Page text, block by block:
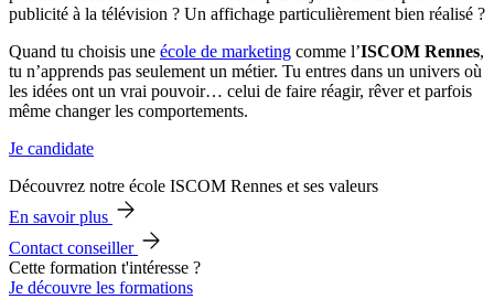
publicité à la télévision ? Un affichage particulièrement bien réalisé ?
Quand tu choisis une école de marketing comme l’ISCOM Rennes,
tu n’apprends pas seulement un métier. Tu entres dans un univers où
les idées ont un vrai pouvoir… celui de faire réagir, rêver et parfois
même changer les comportements.
Je candidate
Découvrez notre école ISCOM Rennes et ses valeurs
En savoir plus
Contact conseiller
Cette formation t'intéresse ?
Je découvre les formations